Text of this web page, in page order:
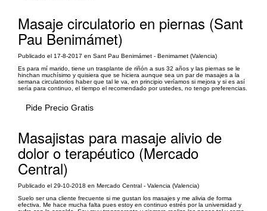
Masaje circulatorio en piernas (Sant
Pau Benimámet)
Publicado el 17-8-2017 en Sant Pau Benimámet - Benimamet (Valencia)
Es para mí marido, tiene un trasplante de riñón a sus 32 años y las piernas se le
hinchan muchísimo y quisiera que se hiciera aunque sea un par de masajes a la
semana circulatorios haber que tal le va, en principio veríamos si mejora y si es así
sería para continuo, el tiempo el recomendado por ustedes, no tengo preferencias.
Pide Precio Gratis
Masajistas para masaje alivio de
dolor o terapéutico (Mercado
Central)
Publicado el 29-10-2018 en Mercado Central - Valencia (Valencia)
Suelo ser una cliente frecuente si me gustan los masajes y me alivia de forma
efectiva. Me hace mucha falta pues estoy en continuo estrés por la universidad y